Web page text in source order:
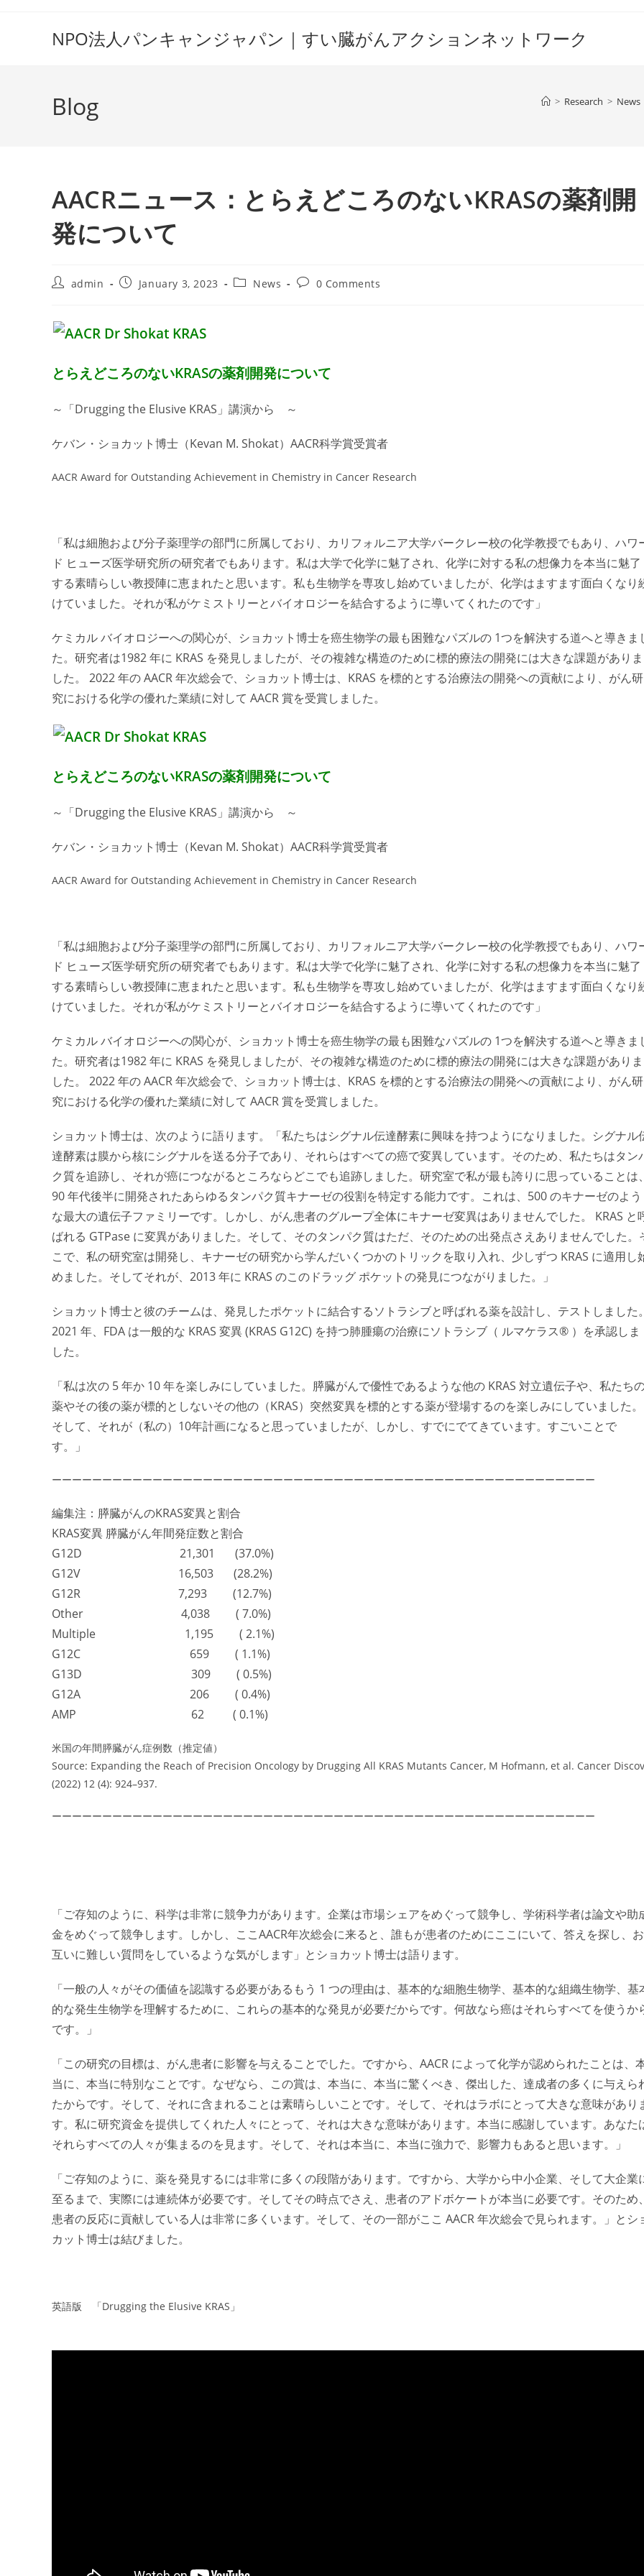
NPO法人パンキャンジャパン｜すい臓がんアクションネットワーク
Blog > Research > News
AACRニュース：とらえどころのないKRASの薬剤開
発について
Postadmin
PostJanuary 3, 2023
PostNews
Post0 Comments
とらえどころのないKRASの薬剤開発について
～「Drugging the Elusive KRAS」講演から ～
ケバン・ショカット博士（Kevan M. Shokat）AACR科学賞受賞者
AACR Award for Outstanding Achievement in Chemistry in Cancer Research
「私は細胞および分子薬理学の部門に所属しており、カリフォルニア大学バークレー校の化学教授でもあり、ハワ
ド ヒューズ医学研究所の研究者でもあります。私は大学で化学に魅了され、化学に対する私の想像力を本当に魅了
する素晴らしい教授陣に恵まれたと思います。私も生物学を専攻し始めていましたが、化学はますます面白くなり
けていました。それが私がケミストリーとバイオロジーを結合するように導いてくれたのです」
ケミカル バイオロジーへの関心が、 ショカット博士を癌生物学の最も困難なパズルの 1つを解決する道へと導きま
た。研究者は1982 年に KRAS を発見しましたが、その複雑な構造のために標的療法の開発には大きな課題がありま
した。 2022 年の AACR 年次総会で、ショカット博士は、KRAS を標的とする治療法の開発への貢献により、がん研
究における化学の優れた業績に対して AACR 賞を受賞しました。
とらえどころのないKRASの薬剤開発について
～「Drugging the Elusive KRAS」講演から ～
ケバン・ショカット博士（Kevan M. Shokat）AACR科学賞受賞者
AACR Award for Outstanding Achievement in Chemistry in Cancer Research
「私は細胞および分子薬理学の部門に所属しており、カリフォルニア大学バークレー校の化学教授でもあり、ハワ
ド ヒューズ医学研究所の研究者でもあります。私は大学で化学に魅了され、化学に対する私の想像力を本当に魅了
する素晴らしい教授陣に恵まれたと思います。私も生物学を専攻し始めていましたが、化学はますます面白くなり
けていました。それが私がケミストリーとバイオロジーを結合するように導いてくれたのです」
ケミカル バイオロジーへの関心が、 ショカット博士を癌生物学の最も困難なパズルの 1つを解決する道へと導きま
た。研究者は1982 年に KRAS を発見しましたが、その複雑な構造のために標的療法の開発には大きな課題がありま
した。 2022 年の AACR 年次総会で、ショカット博士は、KRAS を標的とする治療法の開発への貢献により、がん研
究における化学の優れた業績に対して AACR 賞を受賞しました。
ショカット博士は、次のように語ります。「私たちはシグナル伝達酵素に興味を持つようになりました。シグナル
達酵素は膜から核にシグナルを送る分子であり、それらはすべての癌で変異しています。そのため、私たちはタン
ク質を追跡し、それが癌につながるところならどこでも追跡しました。研究室で私が最も誇りに思っていることは
90 年代後半に開発されたあらゆるタンパク質キナーゼの役割を特定する能力です。これは、500 のキナーゼのよう
な最大の遺伝子ファミリーです。しかし、がん患者のグループ全体にキナーゼ変異はありませんでした。 KRAS と
ばれる GTPase に変異がありました。そして、そのタンパク質はただ、そのための出発点さえありませんでした。
こで、私の研究室は開発し、キナーゼの研究から学んだいくつかのトリックを取り入れ、少しずつ KRAS に適用し
めました。そしてそれが、2013 年に KRAS のこのドラッグ ポケットの発見につながりました。」
ショカット博士と彼のチームは、発見したポケットに結合するソトラシブと呼ばれる薬を設計し、テストしました
2021 年、FDA は一般的な KRAS 変異 (KRAS G12C) を持つ肺腫瘍の治療にソトラシブ（ ルマケラス® ）を承認しま
した。
「私は次の 5 年か 10 年を楽しみにしていました。膵臓がんで優性であるような他の KRAS 対立遺伝子や、私たち
薬やその後の薬が標的としないその他の（KRAS）突然変異を標的とする薬が登場するのを楽しみにしていました。
そして、それが（私の）10年計画になると思っていましたが、しかし、すでにでてきています。すごいことで
す。」
ーーーーーーーーーーーーーーーーーーーーーーーーーーーーーーーーーーーーーーーーーーーーーーーーーーーーーー
編集注：膵臓がんのKRAS変異と割合
KRAS変異 膵臓がん年間発症数と割合
G12D 21,301 (37.0%)
G12V 16,503 (28.2%)
G12R 7,293 (12.7%)
Other 4,038 ( 7.0%)
Multiple 1,195 ( 2.1%)
G12C 659 ( 1.1%)
G13D 309 ( 0.5%)
G12A 206 ( 0.4%)
AMP 62 ( 0.1%)
米国の年間膵臓がん症例数（推定値）
Source: Expanding the Reach of Precision Oncology by Drugging All KRAS Mutants Cancer, M Hofmann, et al. Cancer Discov
(2022) 12 (4): 924–937.
ーーーーーーーーーーーーーーーーーーーーーーーーーーーーーーーーーーーーーーーーーーーーーーーーーーーーーー
「ご存知のように、科学は非常に競争力があります。企業は市場シェアをめぐって競争し、学術科学者は論文や助
金をめぐって競争します。しかし、ここAACR年次総会に来ると、誰もが患者のためにここにいて、答えを探し、お
互いに難しい質問をしているような気がします」とショカット博士は語ります。
「一般の人々がその価値を認識する必要があるもう 1 つの理由は、基本的な細胞生物学、基本的な組織生物学、基
的な発生生物学を理解するために、これらの基本的な発見が必要だからです。何故なら癌はそれらすべてを使うか
です。」
「この研究の目標は、がん患者に影響を与えることでした。ですから、AACR によって化学が認められたことは、
当に、本当に特別なことです。なぜなら、この賞は、本当に、本当に驚くべき、傑出した、達成者の多くに与えら
たからです。そして、それに含まれることは素晴らしいことです。そして、それはラボにとって大きな意味があり
す。私に研究資金を提供してくれた人々にとって、それは大きな意味があります。本当に感謝しています。あなた
それらすべての人々が集まるのを見ます。そして、それは本当に、本当に強力で、影響力もあると思います。」
「ご存知のように、薬を発見するには非常に多くの段階があります。ですから、大学から中小企業、そして大企業
至るまで、実際には連続体が必要です。そしてその時点でさえ、患者のアドボケートが本当に必要です。そのため
患者の反応に貢献している人は非常に多くいます。そして、その一部がここ AACR 年次総会で見られます。」とシ
カット博士は結びました。
英語版 「Drugging the Elusive KRAS」